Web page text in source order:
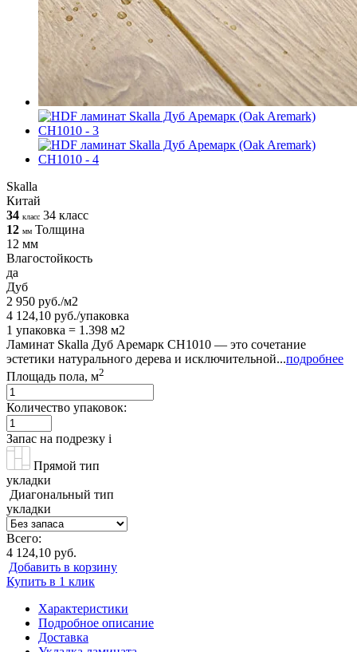
Skalla
Китай
34 класс 34 класс
12 мм Толщина
12 мм
Влагостойкость
да
Дуб
2 950 руб./м2
4 124,10 руб./упаковка
1 упаковка = 1.398 м2
Ламинат Skalla Дуб Аремарк CH1010 — это сочетание
эстетики натурального дерева и исключительной...подробнее
Площадь пола, м2
Количество упаковок:
Запас на подрезку i
Прямой тип
укладки
Диагональный тип
укладки
Всего:
4 124,10 руб.
Добавить в корзину
Купить в 1 клик
Характеристики
Подробное описание
Доставка